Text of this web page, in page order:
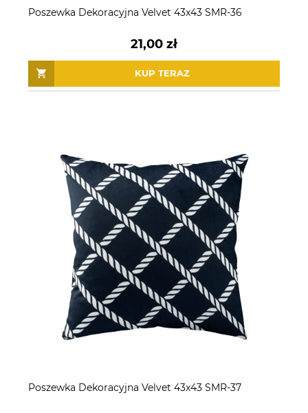
Poszewka Dekoracyjna Velvet 43x43 SMR-36
21,00 zł
KUP TERAZ
Poszewka Dekoracyjna Velvet 43x43 SMR-37